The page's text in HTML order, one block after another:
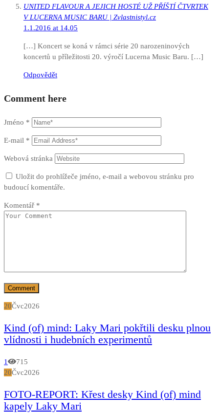
UNITED FLAVOUR A JEJICH HOSTÉ UŽ PŘÍŠTÍ ČTVRTEK
V LUCERNA MUSIC BARU | Zvlastnistyl.cz
1.1.2016 at 14.05
[…] Koncert se koná v rámci série 20 narozeninových
koncertů u příležitosti 20. výročí Lucerna Music Baru. […]
Odpovědět
Comment here
Jméno *
E-mail *
Webová stránka
Uložit do prohlížeče jméno, e-mail a webovou stránku pro
budoucí komentáře.
Komentář *
20Čvc2026
Kind (of) mind: Laky Mari pokřtili desku plnou
vlídnosti i hudebních experimentů
1
715
20Čvc2026
FOTO-REPORT: Křest desky Kind (of) mind
kapely Laky Mari